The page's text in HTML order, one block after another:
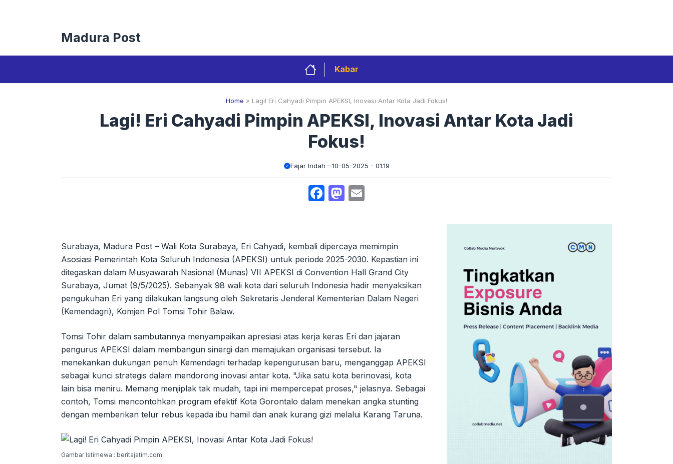
Madura Post
Kabar
Home » Lagi! Eri Cahyadi Pimpin APEKSI, Inovasi Antar Kota Jadi Fokus!
Lagi! Eri Cahyadi Pimpin APEKSI, Inovasi Antar Kota Jadi
Fokus!
Fajar Indah 10-05-2025 - 01.19
Facebook
Mastodon
Surabaya, Madura Post – Wali Kota Surabaya, Eri Cahyadi, kembali dipercaya memimpin
Asosiasi Pemerintah Kota Seluruh Indonesia (APEKSI) untuk periode 2025-2030. Kepastian ini
ditegaskan dalam Musyawarah Nasional (Munas) VII APEKSI di Convention Hall Grand City
Surabaya, Jumat (9/5/2025). Sebanyak 98 wali kota dari seluruh Indonesia hadir menyaksikan
pengukuhan Eri yang dilakukan langsung oleh Sekretaris Jenderal Kementerian Dalam Negeri
(Kemendagri), Komjen Pol Tomsi Tohir Balaw.
Tomsi Tohir dalam sambutannya menyampaikan apresiasi atas kerja keras Eri dan jajaran
pengurus APEKSI dalam membangun sinergi dan memajukan organisasi tersebut. Ia
menekankan dukungan penuh Kemendagri terhadap kepengurusan baru, menganggap APEKSI
sebagai kunci strategis dalam mendorong inovasi antar kota. "Jika satu kota berinovasi, kota
lain bisa meniru. Memang menjiplak tak mudah, tapi ini mempercepat proses," jelasnya. Sebagai
contoh, Tomsi mencontohkan program efektif Kota Gorontalo dalam menekan angka stunting
dengan memberikan telur rebus kepada ibu hamil dan anak kurang gizi melalui Karang Taruna.
Gambar Istimewa : beritajatim.com